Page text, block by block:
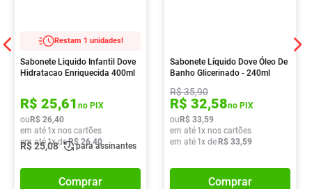
Restam 1 unidades!
Sabonete Liquido Infantil Dove
Hidratacao Enriquecida 400ml
R$ 25,61 no PIX
ou R$ 26,40
em até 1x nos cartões
em até1x deR$ 26,40
R$25,08 para assinantes
Comprar
Sabonete Líquido Dove Óleo De
Banho Glicerinado - 240ml
R$35,90
R$ 32,58no PIX
ou R$ 33,59
em até 1x nos cartões
em até 1x de R$ 33,59
Comprar